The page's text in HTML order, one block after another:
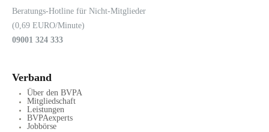
Beratungs-Hotline für Nicht-Mitglieder
(0,69 EURO/Minute)
09001 324 333
Verband
Über den BVPA
Mitgliedschaft
Leistungen
BVPAexperts
Jobbörse